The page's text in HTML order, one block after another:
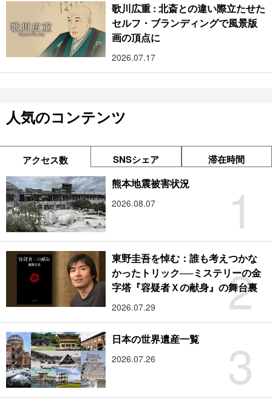
歌川広重 : 北斎との違い際立たせた
セルフ・ブランディングで風景版
画の頂点に
2026.07.17
人気のコンテンツ
アクセス数 SNSシェア 滞在時間
1
熊本地震被害状況
2026.08.07
2
東野圭吾を悼む：誰も考えつかな
かったトリック──ミステリーの金
字塔『容疑者Ｘの献身』の舞台裏
2026.07.29
3
日本の世界遺産一覧
2026.07.26